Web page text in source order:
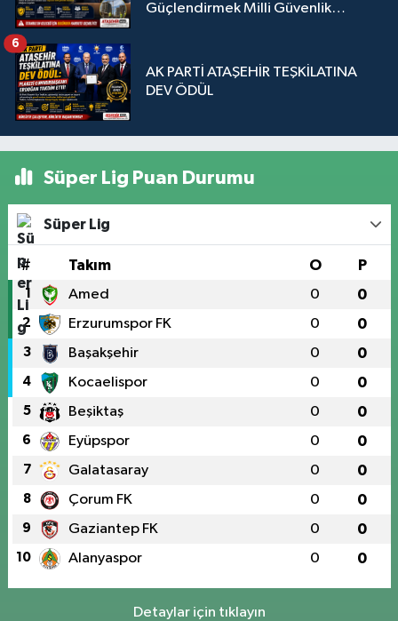
Güçlendirmek Milli Güvenlik
AK PARTİ ATAŞEHİR TEŞKİLATINA
DEV ÖDÜL
6
Süper Lig Puan Durumu
Süper Lig
# Takım O P
1 Amed 0 0
2 Erzurumspor FK 0 0
3 Başakşehir 0 0
4 Kocaelispor 0 0
5 Beşiktaş 0 0
6 Eyüpspor 0 0
7 Galatasaray 0 0
8 Çorum FK 0 0
9 Gaziantep FK 0 0
10 Alanyaspor 0 0
Detaylar için tıklayın